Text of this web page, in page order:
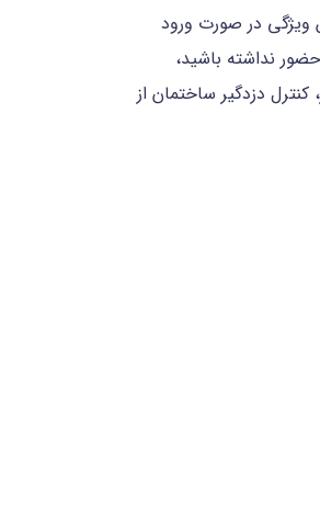
ویژگی در صورت ورود
نداشته باشید،
دزدگیر ساختمان از